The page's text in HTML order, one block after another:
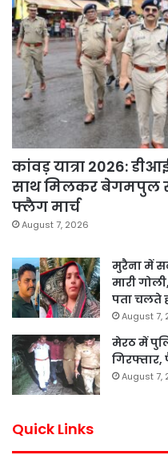
कांवड़ यात्रा 2026:
साथ मिलकर बेगमपुल से
फ्लैग मार्च
August 7, 2026
मुरैना में
मारी
पता चलते
August 7,
मेरठ में
August 7,
Quick Links